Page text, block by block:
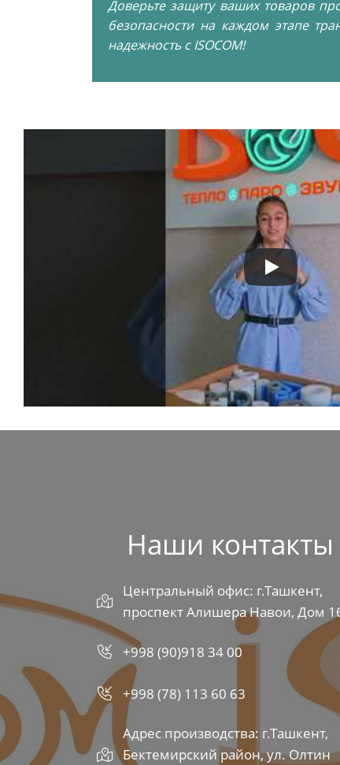
Доверьте защиту ваших товаров
безопасности на каждом этапе
надежность с ISOCOM!
Наши контакты
Центральный офис: г.Ташкент,
проспект Алишера Навои, Дом
+998 (90)918 34 00
+998 (78) 113 60 63
Адрес производства: г.Ташкент,
Бектемирский район, ул. Олтин